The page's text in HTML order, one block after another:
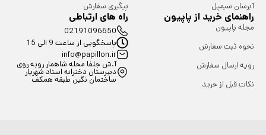
آبرسان سیمپل
پیگیری سفارش
راهنمای خرید از پاپیون
مجله پاپیون
نحوه ثبت سفارش
رویه ارسال سفارش
نکات قبل از خرید
راه های ارتباطی
02191096650
پاسخگویی از ساعت 9 الی 15
info@papillon.ir
آ.ش جلفا محله شاهمار روبه روی
دبیرستان دخترانه استاد شهریار
ساختمان نگین طبقه همکف